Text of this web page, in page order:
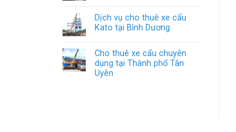
Dịch vụ cho thuê xe cẩu
Kato tại Bình Dương
Cho thuê xe cẩu chuyên
dụng tại Thành phố Tân
Uyên